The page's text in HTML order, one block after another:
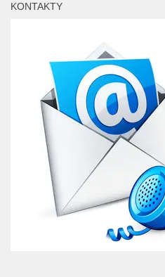
KONTAKTY